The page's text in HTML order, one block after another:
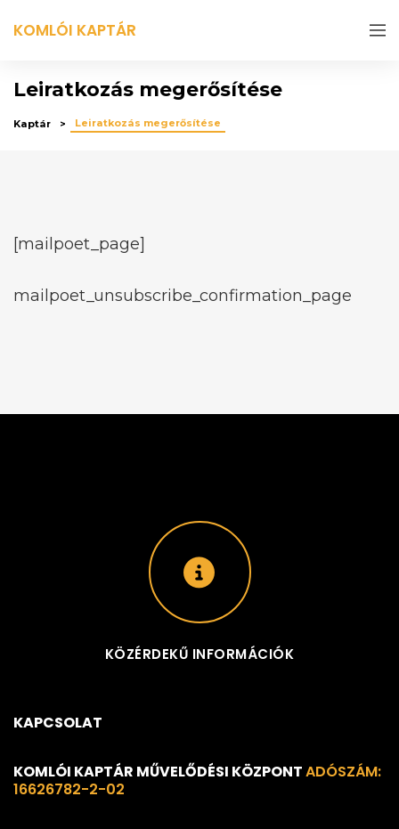
KOMLÓI KAPTÁR
Leiratkozás megerősítése
Kaptár Leiratkozás megerősítése
[mailpoet_page]
mailpoet_unsubscribe_confirmation_page
KÖZÉRDEKŰ INFORMÁCIÓK
KAPCSOLAT
KOMLÓI KAPTÁR MŰVELŐDÉSI KÖZPONTADÓSZÁM:
16626782-2-02